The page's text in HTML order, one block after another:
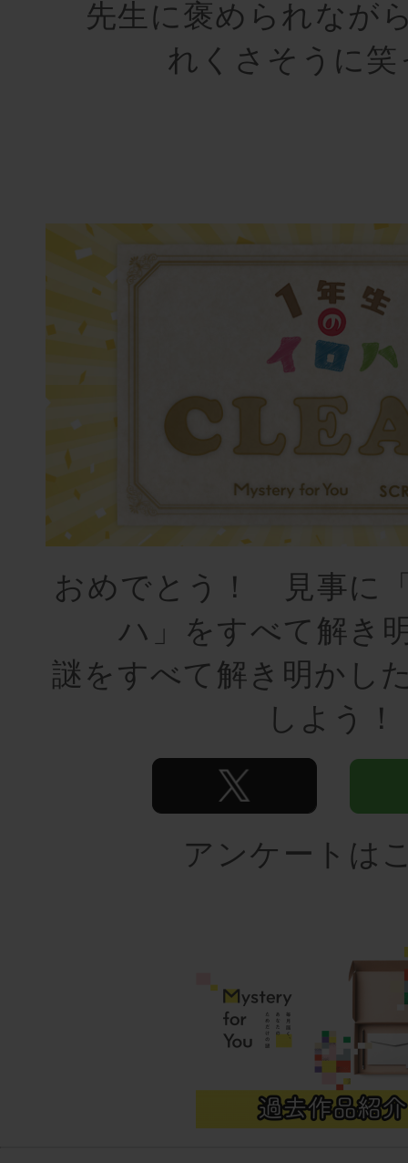
先生に褒められなが
れくさそうに笑
おめでとう！ 見事に
ハ」をすべて解き
謎をすべて解き明かし
しよう！
アンケートは